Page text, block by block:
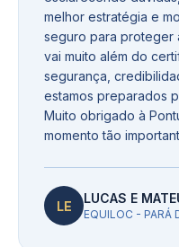
melhor estratégia e
seguro para proteger
vai muito além do
segurança,
estamos preparados
Muito obrigado à
momento tão
LE LUCAS E
EQUILOC - PARÁ